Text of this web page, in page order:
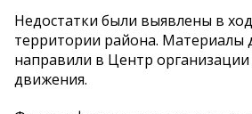
Недостатки были выявлены в
территории района. Материалы
направили в Центр
движения.